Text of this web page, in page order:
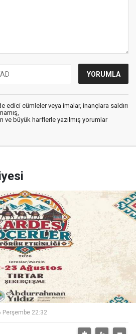
edici cümleler veya imalar, inançlara saldırı
ve büyük harflerle yazılmış yorumlar
22:32